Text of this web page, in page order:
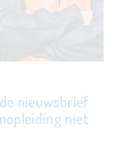
nieuwsbrief
niet